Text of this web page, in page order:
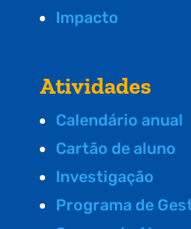
Impacto
Atividades
Calendário anual
Cartão de aluno
Investigação
Programa de